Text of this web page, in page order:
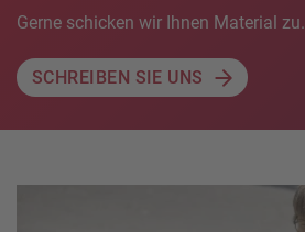
Gerne schicken wir Ihnen Material zu.
SCHREIBEN SIE UNS